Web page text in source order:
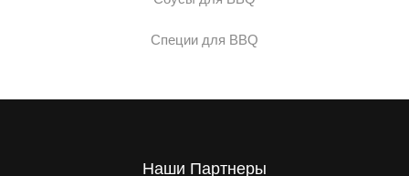
Специи для BBQ
Наши Партнеры